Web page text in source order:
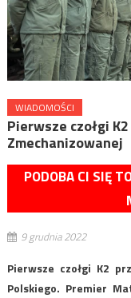
WIADOMOŚCI
Pierwsze czołgi
Zmechanizowanej
PODOBA CI SIĘ
9 grudnia 2022
Pierwsze czołgi K2
Polskiego. Premier